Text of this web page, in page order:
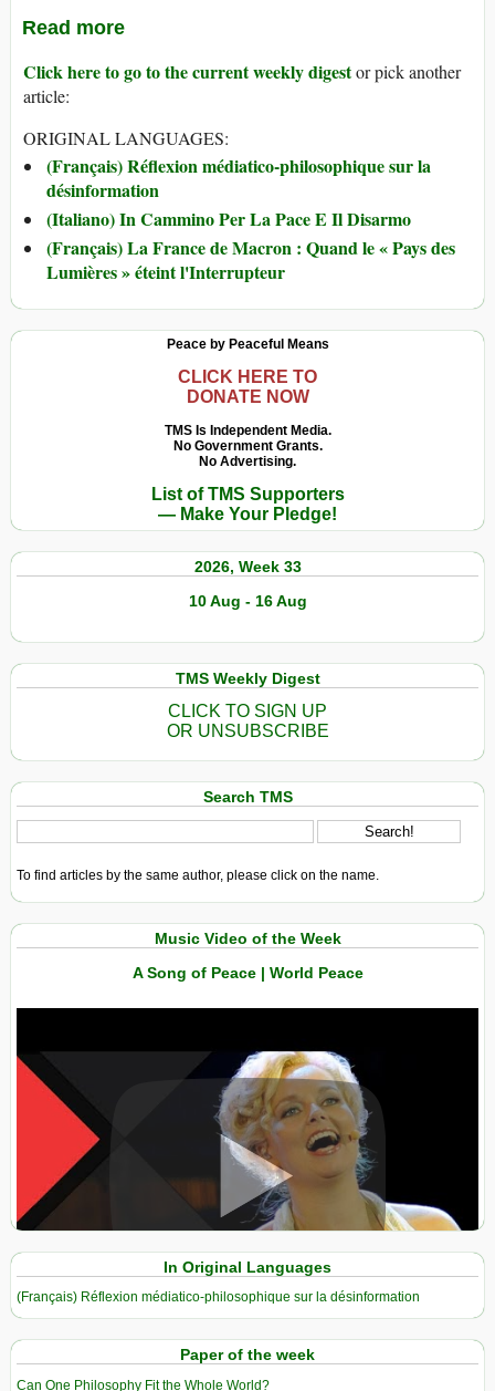
Read more
Click here to go to the current weekly digestor pick another
article:
ORIGINAL LANGUAGES:
(Français) Réflexion médiatico-philosophique sur la
désinformation
(Italiano) In Cammino Per La Pace E Il Disarmo
(Français) La France de Macron : Quand le « Pays des
Lumières » éteint l'Interrupteur
Peace by Peaceful Means
CLICK HERE TO
DONATE NOW
TMS Is Independent Media.
No Government Grants.
No Advertising.
List of TMS Supporters
— Make Your Pledge!
2026, Week 33
10 Aug - 16 Aug
TMS Weekly Digest
CLICK TO SIGN UP
OR UNSUBSCRIBE
Search TMS
To find articles by the same author, please click on the name.
Music Video of the Week
A Song of Peace | World Peace
View in expanded screen
In Original Languages
(Français) Réflexion médiatico-philosophique sur la désinformation
Paper of the week
Can One Philosophy Fit the Whole World?